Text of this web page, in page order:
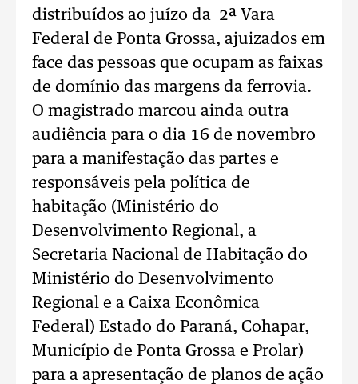
distribuídos ao juízo da 2ª Vara
Federal de Ponta Grossa, ajuizados em
face das pessoas que ocupam as faixas
de domínio das margens da ferrovia.
O magistrado marcou ainda outra
audiência para o dia 16 de novembro
para a manifestação das partes e
responsáveis pela política de
habitação (Ministério do
Desenvolvimento Regional, a
Secretaria Nacional de Habitação do
Ministério do Desenvolvimento
Regional e a Caixa Econômica
Federal) Estado do Paraná, Cohapar,
Município de Ponta Grossa e Prolar)
para a apresentação de planos de ação